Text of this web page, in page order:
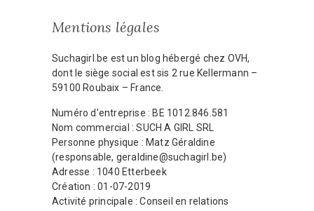
Mentions légales
Suchagirl.be est un blog hébergé chez OVH,
dont le siège social est sis 2 rue Kellermann –
59100 Roubaix – France.
Numéro d’entreprise : BE 1012.846.581
Nom commercial : SUCH A GIRL SRL
Personne physique : Matz Géraldine
(responsable, geraldine@suchagirl.be)
Adresse : 1040 Etterbeek
Création : 01-07-2019
Activité principale : Conseil en relations